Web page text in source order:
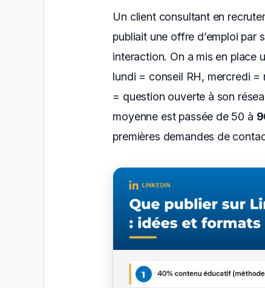
Un client consultant en
publiait une offre d’emploi par
interaction. On a mis en place
lundi = conseil RH, mercredi =
= question ouverte à son
moyenne est passée de 50 à
premières demandes de